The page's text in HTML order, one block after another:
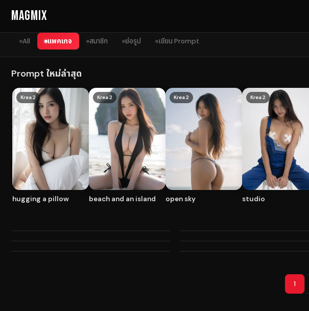
MagMix
All แพคเกจ สมาชิก ย่อรูป เขียน Prompt
Prompt ใหม่ล่าสุด
Krea 2
hugging a pillow
Krea 2
beach and an island
Krea 2
open sky
Krea 2
studio
1